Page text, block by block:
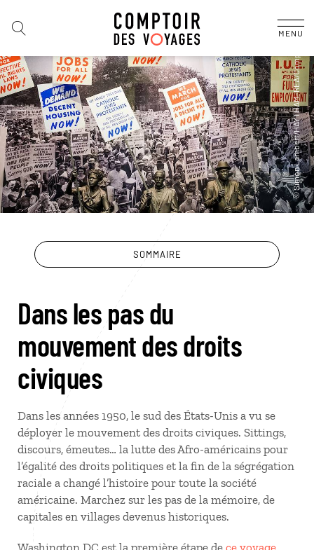
MENU
SOMMAIRE
Dans les pas du
mouvement des droits
civiques
Dans les années 1950, le sud des États-Unis a vu se
déployer le mouvement des droits civiques. Sittings,
discours, émeutes… la lutte des Afro-américains pour
l’égalité des droits politiques et la fin de la ségrégation
raciale a changé l’histoire pour toute la société
américaine. Marchez sur les pas de la mémoire, de
capitales en villages devenus historiques.
Washington DC est la première étape de ce voyage